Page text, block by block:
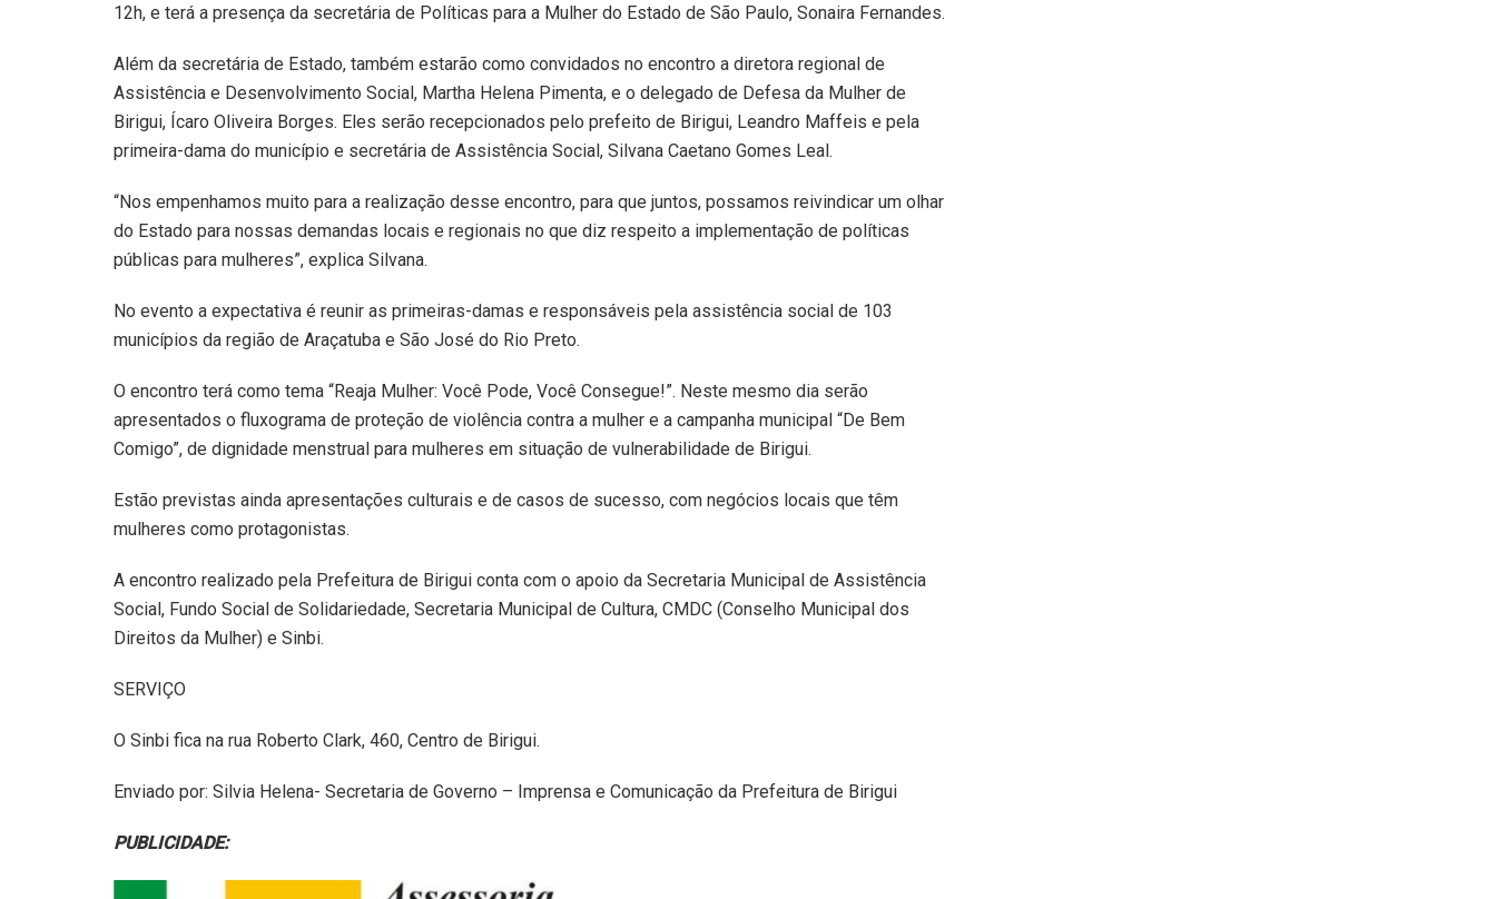
12h, e terá a presença da secretária de Políticas para a Mulher do Estado de São Paulo, Sonaira Fernandes.
Além da secretária de Estado, também estarão como convidados no encontro a diretora regional de
Assistência e Desenvolvimento Social, Martha Helena Pimenta, e o delegado de Defesa da Mulher de
Birigui, Ícaro Oliveira Borges. Eles serão recepcionados pelo prefeito de Birigui, Leandro Maffeis e pela
primeira-dama do município e secretária de Assistência Social, Silvana Caetano Gomes Leal.
“Nos empenhamos muito para a realização desse encontro, para que juntos, possamos reivindicar um olhar
do Estado para nossas demandas locais e regionais no que diz respeito a implementação de políticas
públicas para mulheres”, explica Silvana.
No evento a expectativa é reunir as primeiras-damas e responsáveis pela assistência social de 103
municípios da região de Araçatuba e São José do Rio Preto.
O encontro terá como tema “Reaja Mulher: Você Pode, Você Consegue!”. Neste mesmo dia serão
apresentados o fluxograma de proteção de violência contra a mulher e a campanha municipal “De Bem
Comigo”, de dignidade menstrual para mulheres em situação de vulnerabilidade de Birigui.
Estão previstas ainda apresentações culturais e de casos de sucesso, com negócios locais que têm
mulheres como protagonistas.
A encontro realizado pela Prefeitura de Birigui conta com o apoio da Secretaria Municipal de Assistência
Social, Fundo Social de Solidariedade, Secretaria Municipal de Cultura, CMDC (Conselho Municipal dos
Direitos da Mulher) e Sinbi.
SERVIÇO
O Sinbi fica na rua Roberto Clark, 460, Centro de Birigui.
Enviado por: Silvia Helena- Secretaria de Governo – Imprensa e Comunicação da Prefeitura de Birigui
PUBLICIDADE: